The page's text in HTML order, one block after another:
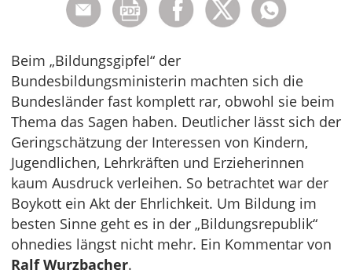
Beim „Bildungsgipfel“ der
Bundesbildungsministerin machten sich die
Bundesländer fast komplett rar, obwohl sie beim
Thema das Sagen haben. Deutlicher lässt sich der
Geringschätzung der Interessen von Kindern,
Jugendlichen, Lehrkräften und Erzieherinnen
kaum Ausdruck verleihen. So betrachtet war der
Boykott ein Akt der Ehrlichkeit. Um Bildung im
besten Sinne geht es in der „Bildungsrepublik“
ohnedies längst nicht mehr. Ein Kommentar von
Ralf Wurzbacher.